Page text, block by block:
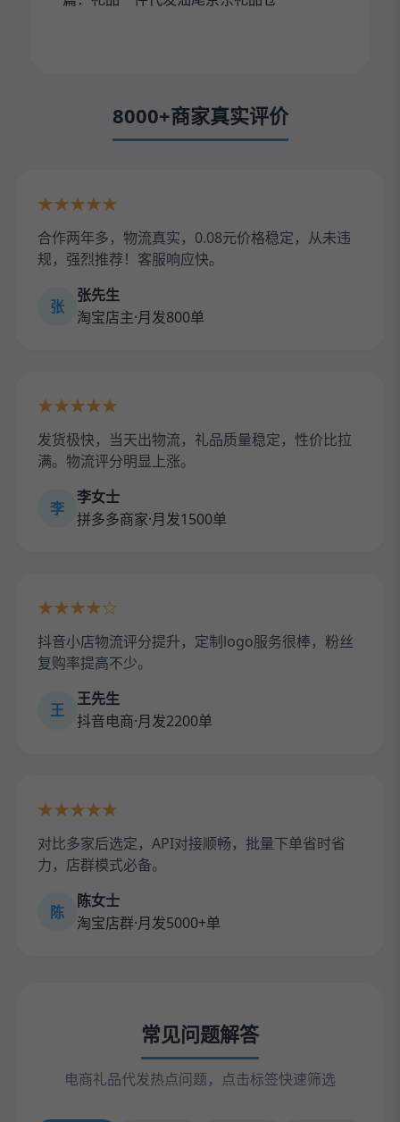
8000+商家真实评价
★★★★★
合作两年多，物流真实，0.08元价格稳定，从未违
规，强烈推荐！客服响应快。
张
张先生
淘宝店主·月发800单
★★★★★
发货极快，当天出物流，礼品质量稳定，性价比拉
满。物流评分明显上涨。
李
李女士
拼多多商家·月发1500单
★★★★☆
抖音小店物流评分提升，定制logo服务很棒，粉丝
复购率提高不少。
王
王先生
抖音电商·月发2200单
★★★★★
对比多家后选定，API对接顺畅，批量下单省时省
力，店群模式必备。
陈
陈女士
淘宝店群·月发5000+单
常见问题解答
电商礼品代发热点问题，点击标签快速筛选